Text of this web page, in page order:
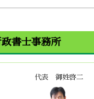
政書士事務所
代表 御姓啓二